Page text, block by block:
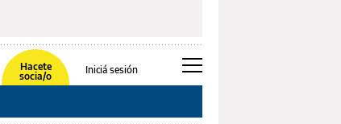
Hacete
socia/o
Iniciá sesión